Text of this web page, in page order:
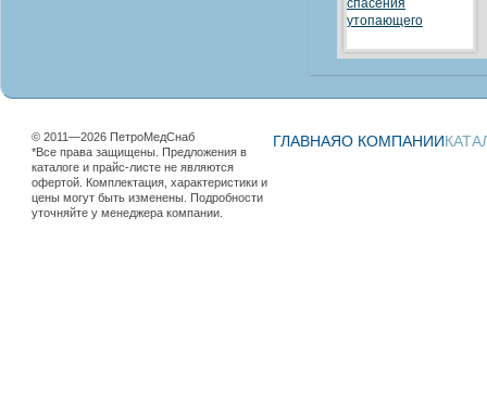
© 2011—2026 ПетроМедСнаб
*Все права защищены. Предложения в
каталоге и прайс-листе не являются
офертой. Комплектация, характеристики и
цены могут быть изменены. Подробности
уточняйте у менеджера компании.
ГЛАВНАЯО КОМПАНИИ